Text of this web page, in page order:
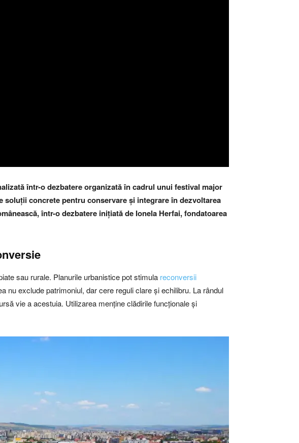
într-o dezbatere organizată în cadrul unui festival major
concrete pentru conservare și integrare în dezvoltarea
într-o dezbatere inițiată de Ionela Herfai, fondatoarea
sau rurale. Planurile urbanistice pot stimula reconversii
nu exclude patrimoniul, dar cere reguli clare și echilibru. La rândul
vie a acestuia. Utilizarea menține clădirile funcționale și